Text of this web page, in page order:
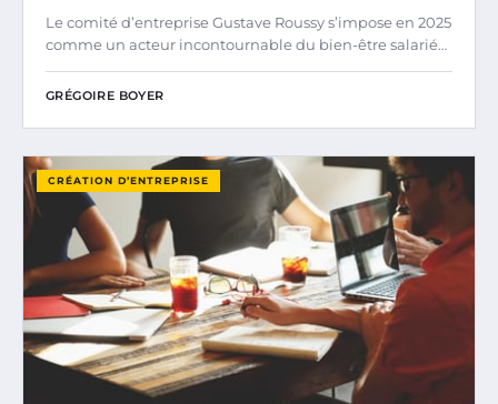
Le comité d’entreprise Gustave Roussy s’impose en 2025
comme un acteur incontournable du bien-être salarié…
GRÉGOIRE BOYER
CRÉATION D’ENTREPRISE